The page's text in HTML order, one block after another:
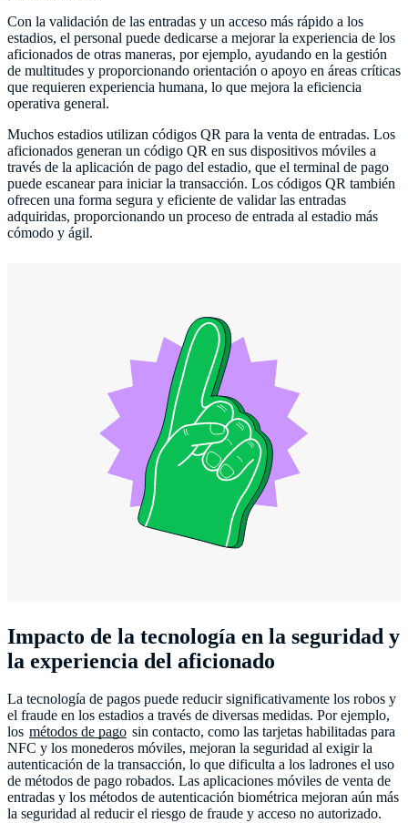
Con la validación de las entradas y un acceso más rápido a los
estadios, el personal puede dedicarse a mejorar la experiencia de los
aficionados de otras maneras, por ejemplo, ayudando en la gestión
de multitudes y proporcionando orientación o apoyo en áreas críticas
que requieren experiencia humana, lo que mejora la eficiencia
operativa general.
Muchos estadios utilizan códigos QR para la venta de entradas. Los
aficionados generan un código QR en sus dispositivos móviles a
través de la aplicación de pago del estadio, que el terminal de pago
puede escanear para iniciar la transacción. Los códigos QR también
ofrecen una forma segura y eficiente de validar las entradas
adquiridas, proporcionando un proceso de entrada al estadio más
cómodo y ágil.
Impacto de la tecnología en la seguridad y
la experiencia del aficionado
La tecnología de pagos puede reducir significativamente los robos y
el fraude en los estadios a través de diversas medidas. Por ejemplo,
los métodos de pago sin contacto, como las tarjetas habilitadas para
NFC y los monederos móviles, mejoran la seguridad al exigir la
autenticación de la transacción, lo que dificulta a los ladrones el uso
de métodos de pago robados. Las aplicaciones móviles de venta de
entradas y los métodos de autenticación biométrica mejoran aún más
la seguridad al reducir el riesgo de fraude y acceso no autorizado.